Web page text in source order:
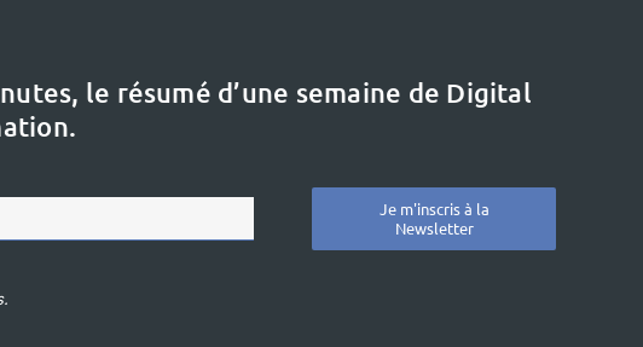
le résumé d’une semaine de Digital
Je m'inscris à la
Newsletter